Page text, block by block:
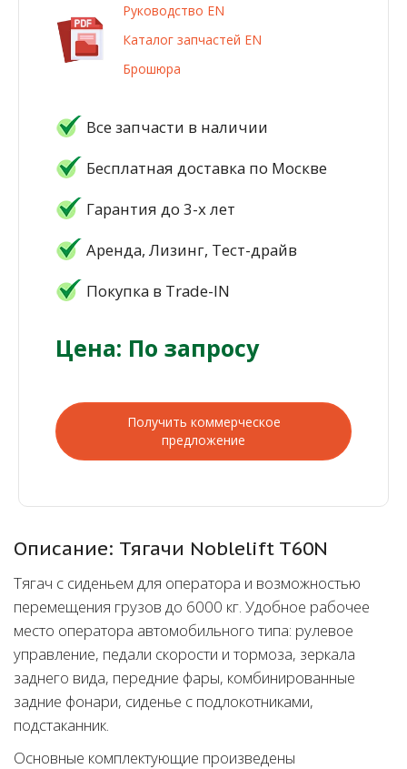
Руководство EN
Каталог запчастей EN
Брошюра
Все запчасти в наличии
Бесплатная доставка по Москве
Гарантия до 3-х лет
Аренда, Лизинг, Тест-драйв
Покупка в Trade-IN
Цена: По запросу
Получить коммерческое
предложение
Описание: Тягачи Noblelift T60N
Тягач с сиденьем для оператора и возможностью
перемещения грузов до 6000 кг. Удобное рабочее
место оператора автомобильного типа: рулевое
управление, педали скорости и тормоза, зеркала
заднего вида, передние фары, комбинированные
задние фонари, сиденье с подлокотниками,
подстаканник.
Основные комплектующие произведены